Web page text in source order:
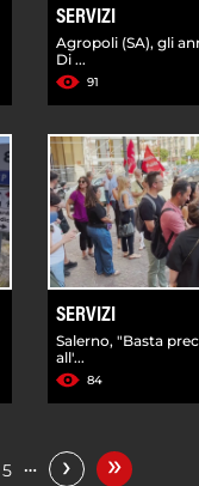
SERVIZI
Agropoli (SA), gli
Di ...
91
SERVIZI
Salerno, "Basta
all'...
84
5 … › »